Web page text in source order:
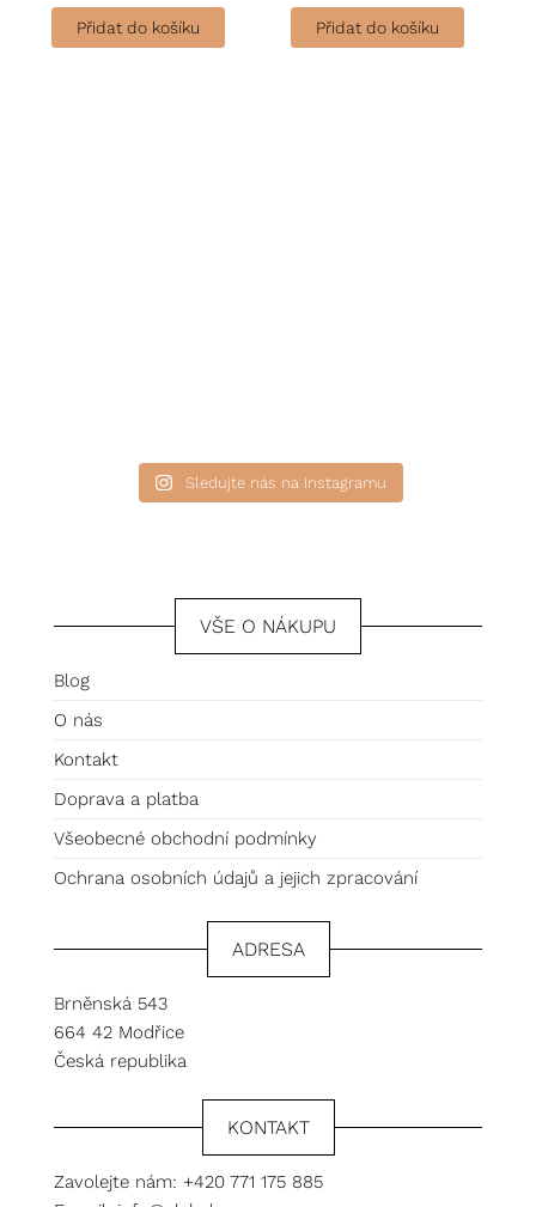
Přidat do košíku Přidat do košíku
Sledujte nás na Instagramu
VŠE O NÁKUPU
Blog
O nás
Kontakt
Doprava a platba
Všeobecné obchodní podmínky
Ochrana osobních údajů a jejich zpracování
ADRESA
Brněnská 543
664 42 Modřice
Česká republika
KONTAKT
Zavolejte nám: +420 771 175 885